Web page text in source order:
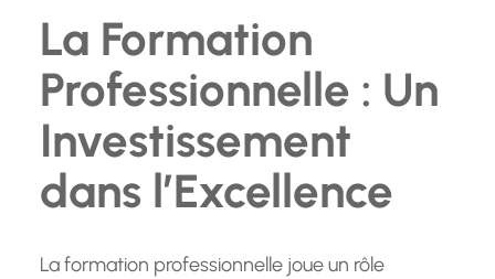
La Formation
Professionnelle : Un
Investissement
dans l’Excellence
La formation professionnelle joue un rôle